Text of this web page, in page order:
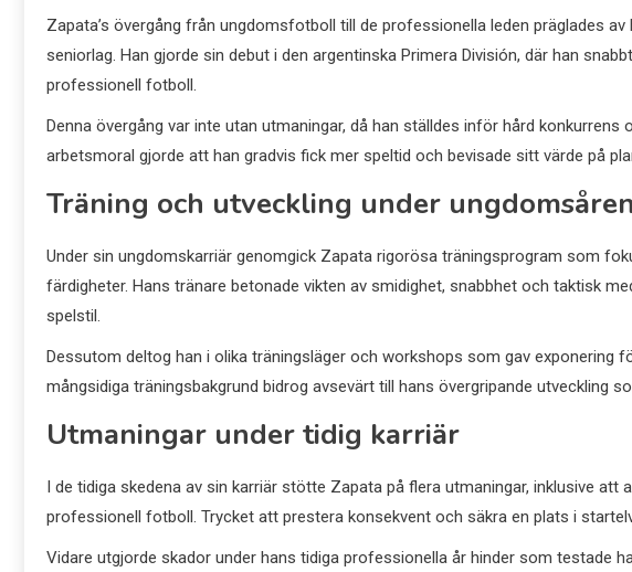
Zapata’s övergång från ungdomsfotboll till de professionella leden präglades
seniorlag. Han gjorde sin debut i den argentinska Primera División, där han
professionell fotboll.
Denna övergång var inte utan utmaningar, då han ställdes inför hård
arbetsmoral gjorde att han gradvis fick mer speltid och bevisade sitt värde på
Träning och utveckling under ungdomsåren
Under sin ungdomskarriär genomgick Zapata rigorösa träningsprogram som
färdigheter. Hans tränare betonade vikten av smidighet, snabbhet och taktisk
spelstil.
Dessutom deltog han i olika träningsläger och workshops som gav exponering
mångsidiga träningsbakgrund bidrog avsevärt till hans övergripande utveckling
Utmaningar under tidig karriär
I de tidiga skedena av sin karriär stötte Zapata på flera utmaningar, inklusive
professionell fotboll. Trycket att prestera konsekvent och säkra en plats i
Vidare utgjorde skador under hans tidiga professionella år hinder som testade